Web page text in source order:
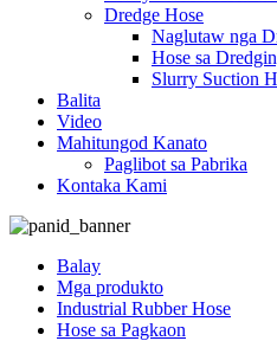
Dredge Hose
Naglutaw nga
Hose sa
Slurry Suction
Balita
Video
Mahitungod Kanato
Paglibot sa Pabrika
Kontaka Kami
Balay
Mga produkto
Industrial Rubber Hose
Hose sa Pagkaon